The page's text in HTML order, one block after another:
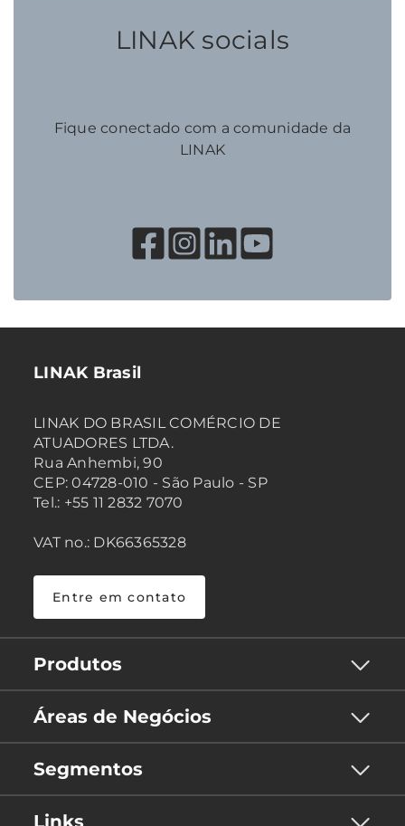
LINAK socials
Fique conectado com a comunidade da
LINAK
LINAK Brasil
LINAK DO BRASIL COMÉRCIO DE
ATUADORES LTDA.
Rua Anhembi, 90
CEP: 04728-010 - São Paulo - SP
Tel.: +55 11 2832 7070
VAT no.: DK66365328
Entre em contato
Produtos
Áreas de Negócios
Segmentos
Links